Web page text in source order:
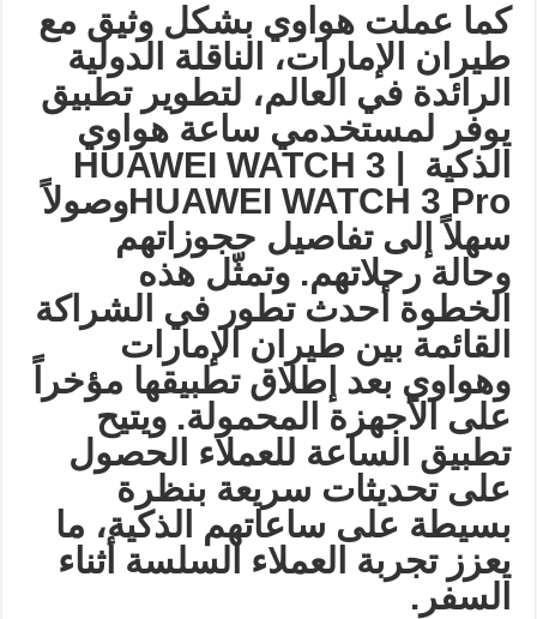
كما عملت هواوي بشكل وثيق مع
طيران الإمارات، الناقلة الدولية
الرائدة في العالم، لتطوير تطبيق
يوفر لمستخدمي ساعة هواوي
الذكية
HUAWEI WATCH 3 |
HUAWEI WATCH 3 Proوصولاً
سهلاً إلى تفاصيل حجوزاتهم
وحالة رحلاتهم. وتمثّل هذه
الخطوة أحدث تطور في الشراكة
القائمة بين طيران الإمارات
وهواوي بعد إطلاق تطبيقها مؤخراً
على الأجهزة المحمولة. ويتيح
تطبيق الساعة للعملاء الحصول
على تحديثات سريعة بنظرة
بسيطة على ساعاتهم الذكية، ما
يعزز تجربة العملاء السلسة أثناء
السفر .